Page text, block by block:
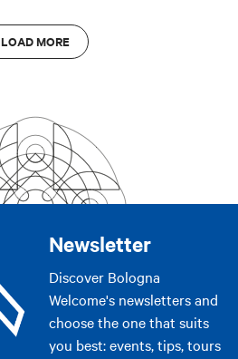
LOAD MORE
Newsletter
Discover Bologna
Welcome's newsletters and
choose the one that suits
you best: events, tips, tours